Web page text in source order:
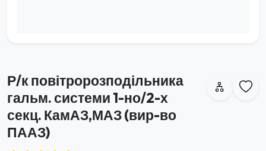
Р/к повітророзподільника
гальм. системи 1-но/2-х
секц. КамАЗ,МАЗ (вир-во
ПААЗ)